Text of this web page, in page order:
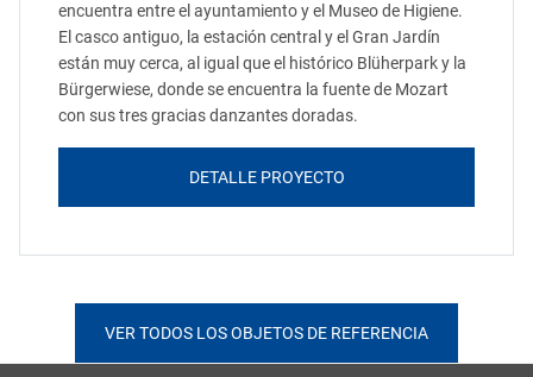
encuentra entre el ayuntamiento y el Museo de Higiene.
El casco antiguo, la estación central y el Gran Jardín
están muy cerca, al igual que el histórico Blüherpark y la
Bürgerwiese, donde se encuentra la fuente de Mozart
con sus tres gracias danzantes doradas.
DETALLE PROYECTO
VER TODOS LOS OBJETOS DE REFERENCIA